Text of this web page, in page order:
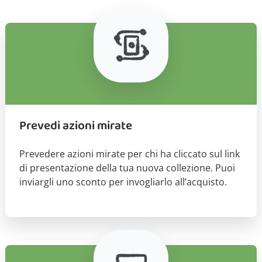
Prevedi azioni mirate
Prevedere azioni mirate per chi ha cliccato sul link
di presentazione della tua nuova collezione. Puoi
inviargli uno sconto per invogliarlo all’acquisto.